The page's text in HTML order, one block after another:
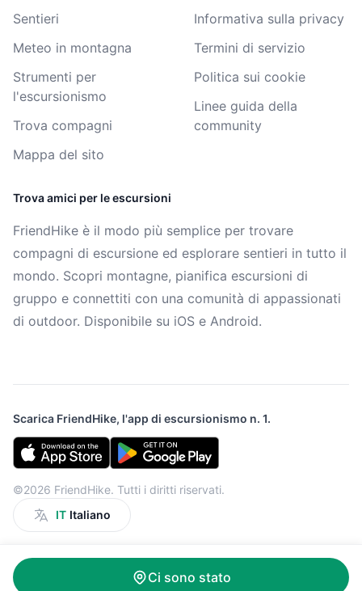
Ci sono stato
Sentieri
Meteo in montagna
Strumenti per
l'escursionismo
Trova compagni
Mappa del sito
Informativa sulla privacy
Termini di servizio
Politica sui cookie
Linee guida della
community
Trova amici per le escursioni
FriendHike è il modo più semplice per trovare
compagni di escursione ed esplorare sentieri in tutto il
mondo. Scopri montagne, pianifica escursioni di
gruppo e connettiti con una comunità di appassionati
di outdoor. Disponibile su iOS e Android.
Scarica FriendHike, l'app di escursionismo n. 1.
©2026 FriendHike. Tutti i diritti riservati.
IT Italiano